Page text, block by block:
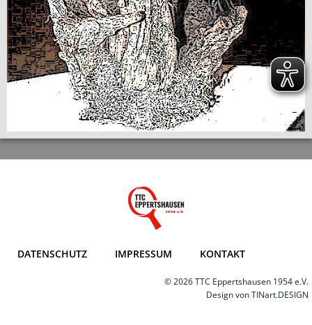
DATENSCHUTZ IMPRESSUM KONTAKT
© 2026 TTC Eppertshausen 1954 e.V.
Design vonTINart.DESIGN